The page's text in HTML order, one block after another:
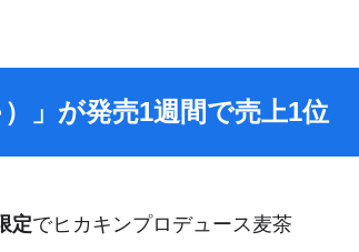
」が発売1週間で売上1位
定でヒカキンプロデュース麦茶